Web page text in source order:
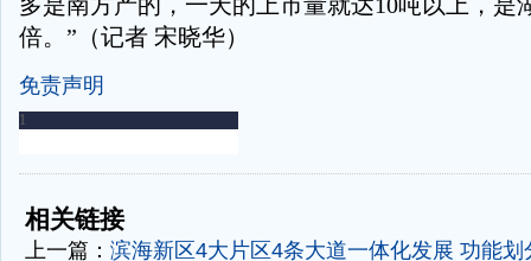
倍。”（记者 宋晓华）
免责声明
-
相关链接
上一篇： 滨海新区4大片区4条大道一体化发展 功能划